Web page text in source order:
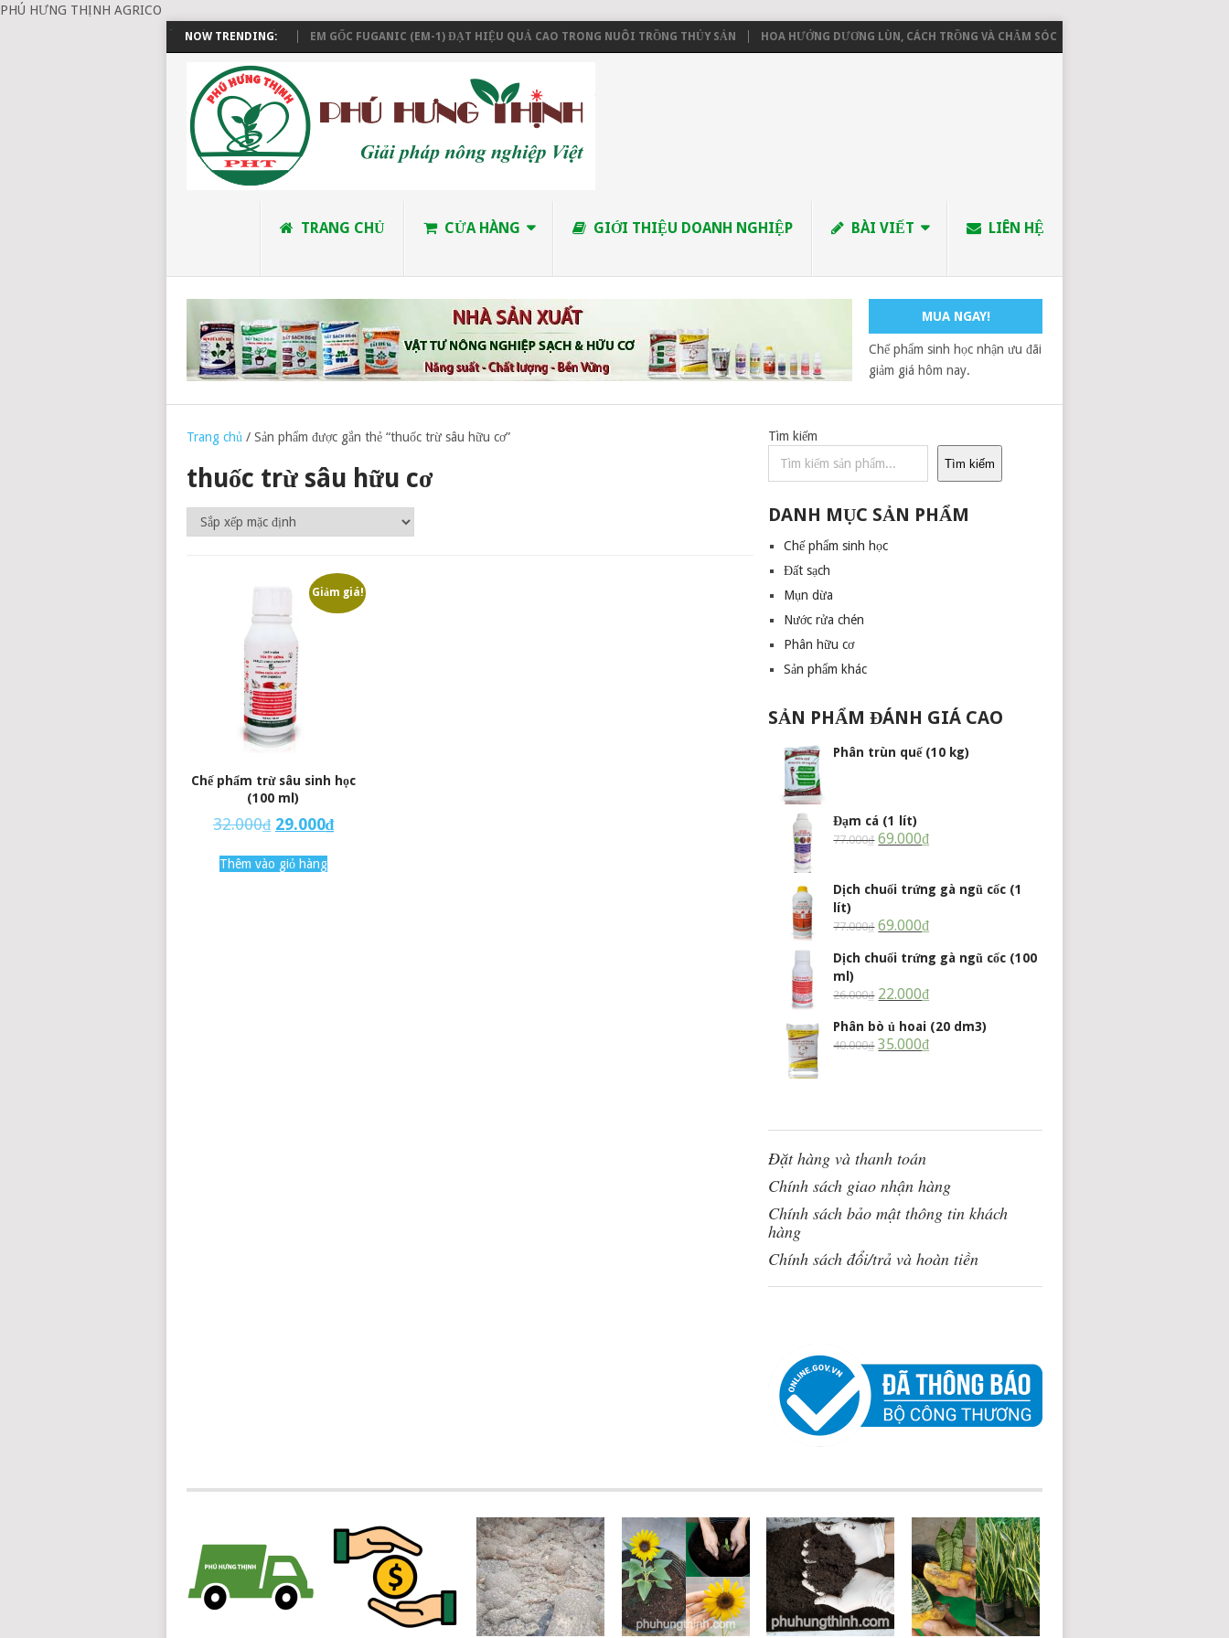
PHÚ HƯNG THỊNH AGRICO
NOW TRENDING:
ĐẶT HÀNG VÀ THANH TOÁN EM GỐC FUGANIC (EM-1) ĐẠT HIỆU QUẢ CAO TRONG NUÔI TRỒNG THỦY SẢN HOA HƯỚNG DƯƠNG LÙN, CÁCH TRỒNG VÀ CHĂM SÓC
TRANG CHỦ CỬA HÀNG GIỚI THIỆU DOANH NGHIỆP BÀI VIẾT LIÊN HỆ
MUA NGAY!
Chế phẩm sinh học nhận ưu đãi
giảm giá hôm nay.
Trang chủ / Sản phẩm được gắn thẻ “thuốc trừ sâu hữu cơ”
thuốc trừ sâu hữu cơ
Giảm giá!
Chế phẩm trừ sâu sinh học
(100 ml)
32.000₫ 29.000₫
Thêm vào giỏ hàng
Tìm kiếm
Tìm kiếm
DANH MỤC SẢN PHẨM
Chế phẩm sinh học
Đất sạch
Mụn dừa
Nước rửa chén
Phân hữu cơ
Sản phẩm khác
SẢN PHẨM ĐÁNH GIÁ CAO
Phân trùn quế (10 kg)
Đạm cá (1 lít)
77.000₫ 69.000₫
Dịch chuối trứng gà ngũ cốc (1
lít)
77.000₫ 69.000₫
Dịch chuối trứng gà ngũ cốc (100
ml)
26.000₫ 22.000₫
Phân bò ủ hoai (20 dm3)
40.000₫ 35.000₫
Đặt hàng và thanh toán
Chính sách giao nhận hàng
Chính sách bảo mật thông tin khách
hàng
Chính sách đổi/trả và hoàn tiền